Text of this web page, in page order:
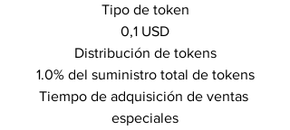
Tipo de token
0,1 USD
Distribución de tokens
1.0% del suministro total de tokens
Tiempo de adquisición de ventas
especiales